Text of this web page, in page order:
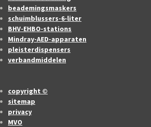
beademingsmaskers
schuimblussers-6-liter
BHV-EHBO-stations
Mindray-AED-apparaten
pleisterdispensers
verbandmiddelen
copyright ©
sitemap
privacy
MVO